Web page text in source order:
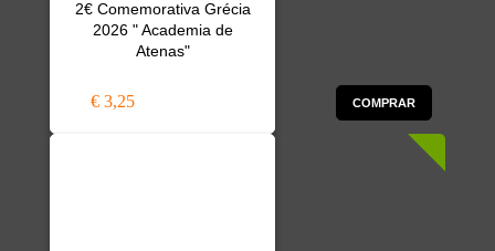
2€ Comemorativa Grécia
2026 " Academia de
Atenas"
€ 3,25 COMPRAR